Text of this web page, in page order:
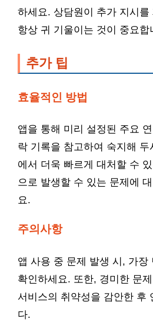
하세요. 상담원이 추가 지시
항상 귀 기울이는 것이 중요합
추가 팁
효율적인 방법
앱을 통해 미리 설정된 주요
락 기록을 참고하여 숙지해
에서 더욱 빠르게 대처할 수
으로 발생할 수 있는 문제에
요.
주의사항
앱 사용 중 문제 발생 시, 가장
확인하세요. 또한, 경미한 문
서비스의 취약성을 감안한 후
다.